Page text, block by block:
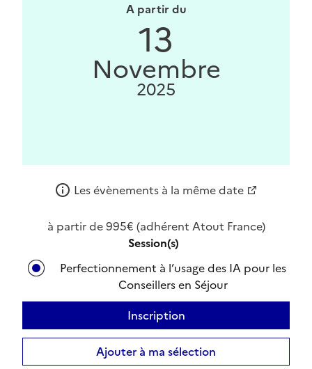
A partir du
13
Novembre
2025
Les évènements à la même date
à partir de 995€ (adhérent Atout France)
Session(s)
Perfectionnement à l’usage des IA pour les
Conseillers en Séjour
Inscription
Ajouter à ma sélection